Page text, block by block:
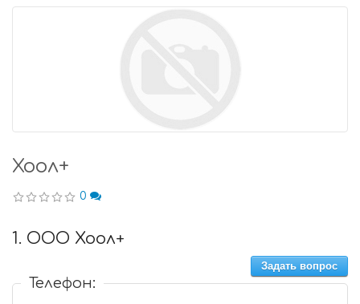
Хоол+
0
1. ООО Хоол+
Задать вопрос
Телефон: